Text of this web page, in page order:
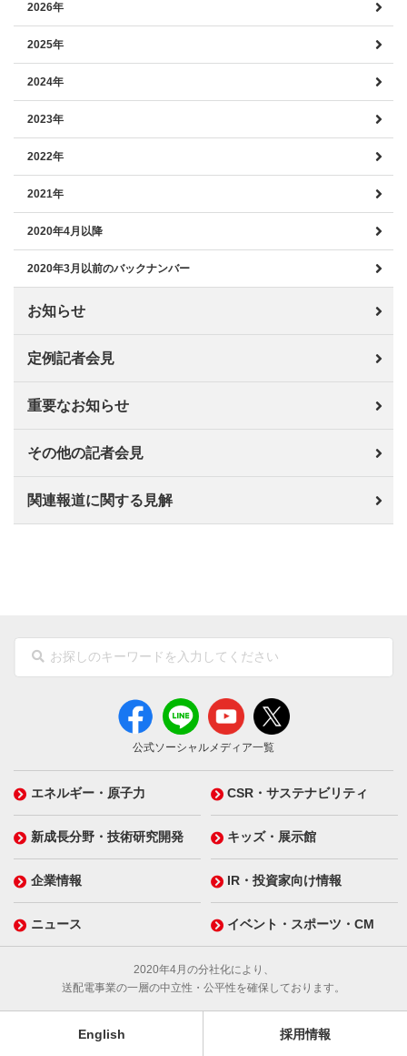
2026年
2025年
2024年
2023年
2022年
2021年
2020年4月以降
2020年3月以前のバックナンバー
お知らせ
定例記者会見
重要なお知らせ
その他の記者会見
関連報道に関する見解
公式ソーシャルメディア一覧
エネルギー・原子力 CSR・サステナビリティ
新成長分野・技術研究開発 キッズ・展示館
企業情報 IR・投資家向け情報
ニュース イベント・スポーツ・CM
2020年4月の分社化により、
送配電事業の一層の中立性・公平性を確保しております。
English 採用情報